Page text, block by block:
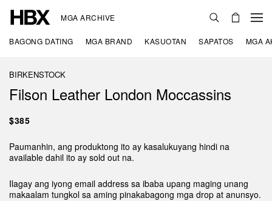
MGA ARCHIVE
BAGONG DATING MGA BRAND KASUOTAN SAPATOS MGA
BIRKENSTOCK
Filson Leather London Moccassins
$385
Paumanhin, ang produktong ito ay kasalukuyang hindi na
available dahil ito ay sold out na.
Ilagay ang iyong email address sa ibaba upang maging unang
makaalam tungkol sa aming pinakabagong mga drop at anunsyo.